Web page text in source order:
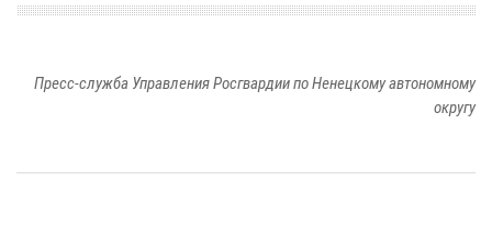
Пресс-служба Управления Росгвардии по Ненецкому автономному
округу